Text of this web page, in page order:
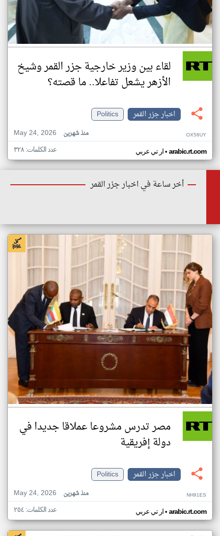
لقاء بين وزير خارجية جزر القمر وشيخ
الأزهر يشعل تفاعلا.. ما قصته؟
اخبار جزر القمر
Politics
May 24, 2026
منذ شهرين OX58UY
ار تي عربي• arabic.rt.com عدد الكلمات: ٣٢٨
أخر ساعة في اخبار جزر القمر
مصر تدرس مشروعا عملاقا جديدا في
دولة إفريقية
اخبار جزر القمر
Politics
May 24, 2026
منذ شهرين NH91ES
ار تي عربي• arabic.rt.com عدد الكلمات: ٢٥٤